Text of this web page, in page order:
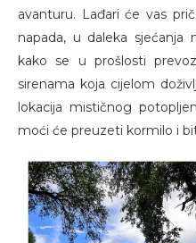
avanturu. Lađari će vas
napada, u daleka
kako se u prošlosti
sirenama koja cijelom
lokacija mističnog
moći će preuzeti kormilo i